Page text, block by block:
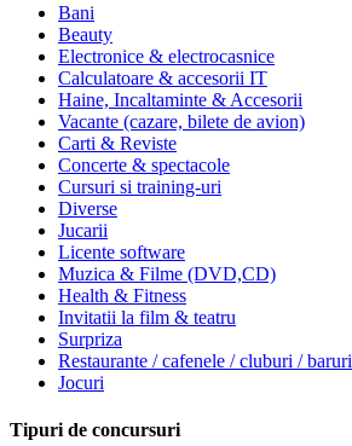
Bani
Beauty
Electronice & electrocasnice
Calculatoare & accesorii IT
Haine, Incaltaminte & Accesorii
Vacante (cazare, bilete de avion)
Carti & Reviste
Concerte & spectacole
Cursuri si training-uri
Diverse
Jucarii
Licente software
Muzica & Filme (DVD,CD)
Health & Fitness
Invitatii la film & teatru
Surpriza
Restaurante / cafenele / cluburi / baruri
Jocuri
Tipuri de concursuri